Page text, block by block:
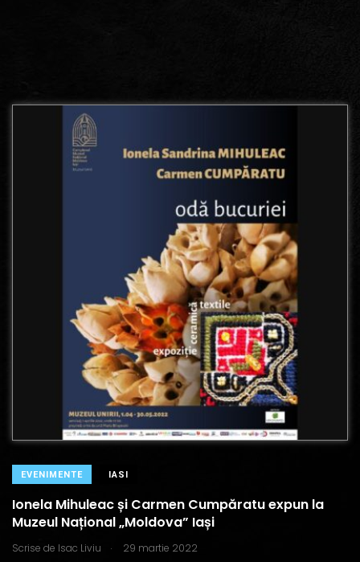
EVENIMENTE IASI
Ionela Mihuleac și Carmen Cumpăratu expun la
Muzeul Național „Moldova” Iași
Scrise de Isac Liviu . 29 martie 2022